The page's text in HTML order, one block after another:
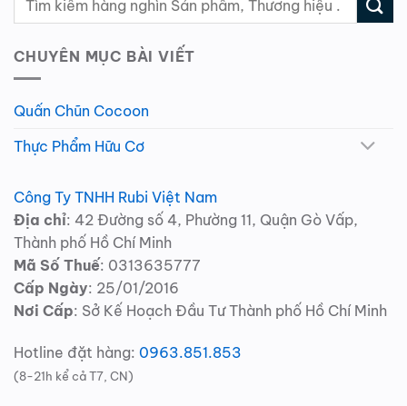
CHUYÊN MỤC BÀI VIẾT
Quấn Chũn Cocoon
Thực Phẩm Hữu Cơ
Công Ty TNHH Rubi Việt Nam
Địa chỉ: 42 Đường số 4, Phường 11, Quận Gò Vấp,
Thành phố Hồ Chí Minh
Mã Số Thuế: 0313635777
Cấp Ngày: 25/01/2016
Nơi Cấp: Sở Kế Hoạch Đầu Tư Thành phố Hồ Chí Minh
Hotline đặt hàng: 0963.851.853
(8-21h kể cả T7, CN)